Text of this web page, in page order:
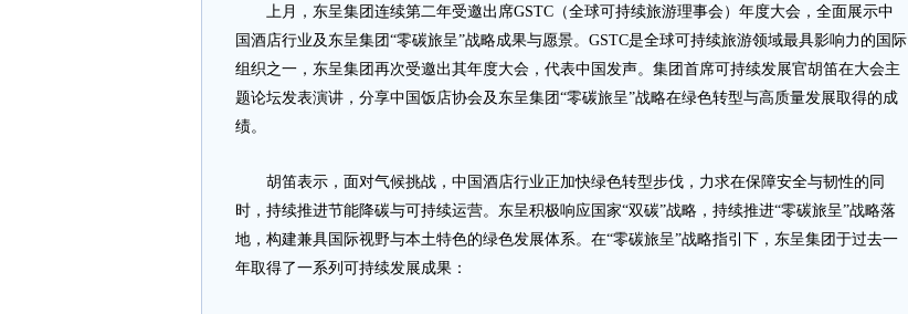
上月，东呈集团连续第二年受邀出席GSTC（全球可持续旅游理事会）年度大会，全面展示中
国酒店行业及东呈集团“零碳旅呈”战略成果与愿景。GSTC是全球可持续旅游领域最具影响力的国际
组织之一，东呈集团再次受邀出其年度大会，代表中国发声。集团首席可持续发展官胡笛在大会主
题论坛发表演讲，分享中国饭店协会及东呈集团“零碳旅呈”战略在绿色转型与高质量发展取得的成
绩。
胡笛表示，面对气候挑战，中国酒店行业正加快绿色转型步伐，力求在保障安全与韧性的同
时，持续推进节能降碳与可持续运营。东呈积极响应国家“双碳”战略，持续推进“零碳旅呈”战略落
地，构建兼具国际视野与本土特色的绿色发展体系。在“零碳旅呈”战略指引下，东呈集团于过去一
年取得了一系列可持续发展成果：